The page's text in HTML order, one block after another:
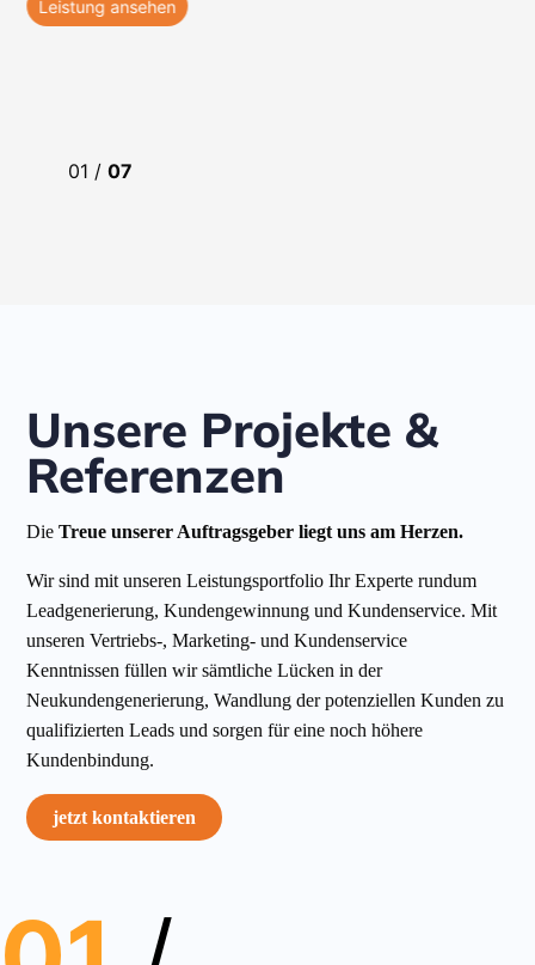
Leistung ansehen
01 /07
Unsere Projekte &
Referenzen
Die Treue unserer Auftragsgeber liegt uns am Herzen.
Wir sind mit unseren Leistungsportfolio Ihr Experte rundum
Leadgenerierung, Kundengewinnung und Kundenservice. Mit
unseren Vertriebs-, Marketing- und Kundenservice
Kenntnissen füllen wir sämtliche Lücken in der
Neukundengenerierung, Wandlung der potenziellen Kunden zu
qualifizierten Leads und sorgen für eine noch höhere
Kundenbindung.
jetzt kontaktieren